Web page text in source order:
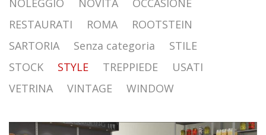
NOLEGGIO
NOVITÃ
OCCASIONE
RESTAURATI
ROMA
ROOTSTEIN
SARTORIA
Senza categoria
STILE
STOCK
STYLE TREPPIEDE
USATI
VETRINA
VINTAGE WINDOW